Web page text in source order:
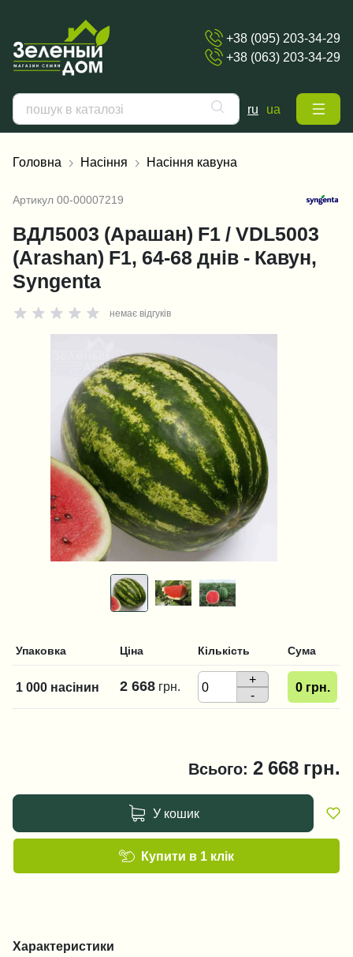
+38 (095) 203-34-29
+38 (063) 203-34-29
ru ua
Головна Насіння Насіння кавуна
Артикул 00-00007219
ВДЛ5003 (Арашан) F1 / VDL5003
(Arashan) F1, 64-68 днів - Кавун,
Syngenta
немає відгуків
Упаковка Ціна Кількість Сума
1 000 насінин 2 668 грн.
+
-
0 грн.
Всього: 2 668 грн.
У кошик
Купити в 1 клік
Характеристики